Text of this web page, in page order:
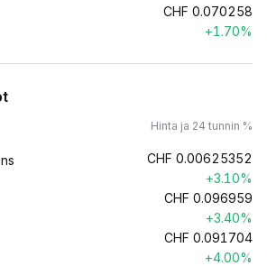
CHF 0.070258
+1.70%
Hinta ja 24 tunnin %
CHF 0.00625352
+3.10%
CHF 0.096959
+3.40%
CHF 0.091704
+4.00%